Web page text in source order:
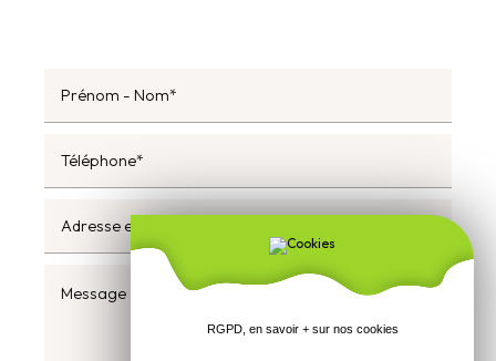
RGPD, en savoir + sur nos cookies